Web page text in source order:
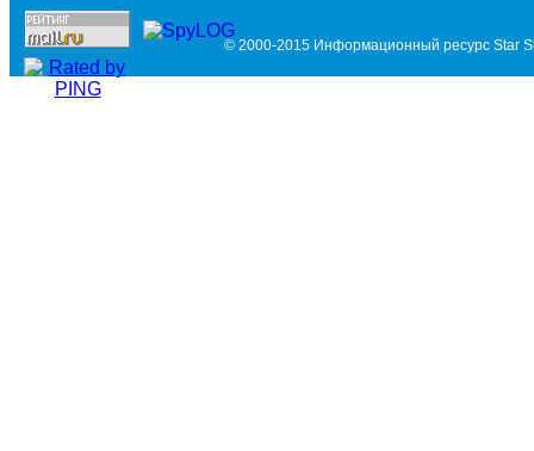
© 2000-2015 Информационный ресурс Star